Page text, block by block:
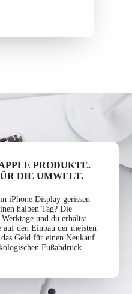
PRODUKTE.
DIE UMWELT.
iPhone Display gerissen
halben Tag? Die
und du erhältst
auf den Einbau der meisten
Geld für einen Neukauf
Fußabdruck.